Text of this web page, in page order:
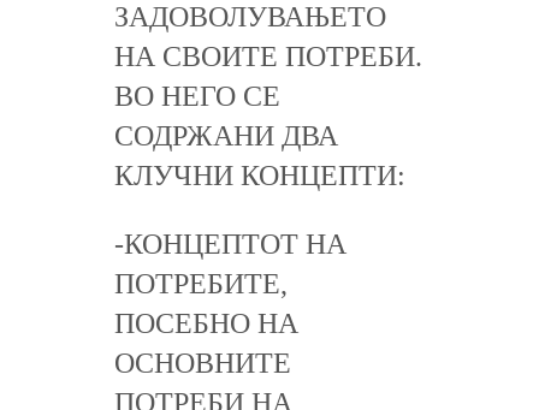
ЗАДОВОЛУВАЊЕТО
НА СВОИТЕ ПОТРЕБИ.
ВО НЕГО СЕ
СОДРЖАНИ ДВА
КЛУЧНИ КОНЦЕПТИ:
-КОНЦЕПТОТ НА
ПОТРЕБИТЕ,
ПОСЕБНО НА
ОСНОВНИТЕ
ПОТРЕБИ НА